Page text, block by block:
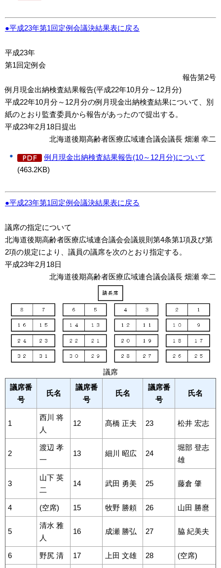
●平成23年第1回定例会議決結果表に戻る
平成23年
第1回定例会
報告第2号
例月現金出納検査結果報告(平成22年10月分～12月分)
平成22年10月分～12月分の例月現金出納検査結果について、別
紙のとおり監査委員から報告があったので提出する。
平成23年2月18日提出
北海道後期高齢者医療広域連合議会議長 畑瀬 幸二
例月現金出納検査結果報告(10～12月分)について
(463.2KB)
●平成23年第1回定例会議決結果表に戻る
議席の指定について
北海道後期高齢者医療広域連合議会会議規則第4条第1項及び第
2項の規定により、議員の議席を次のとおり指定する。
平成23年2月18日
北海道後期高齢者医療広域連合議会議長 畑瀬 幸二
議席
議席番
号
氏名
議席番
号
氏名
議席番
号
氏名
1
西川 将
人
12 髙橋 正夫 23 松井 宏志
2
渡辺 孝
一
13 細川 昭広 24
堀部 登志
雄
3
山下 英
二
14 武田 勇美 25 藤倉 肇
4 (空席) 15 牧野 勝頼 26 山田 勝麿
5
清水 雅
人
16 成瀬 勝弘 27 脇 紀美夫
6 野尻 清 17 上田 文雄 28 (空席)